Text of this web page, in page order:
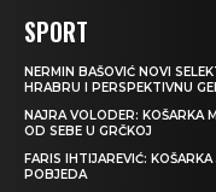
SPORT
NERMIN BAŠOVIĆ NOVI
HRABRU I PERSPEKTIVNU
NAJRA VOLODER: KOŠARKA
OD SEBE U GRČKOJ
FARIS IHTIJAREVIĆ:
POBJEDA